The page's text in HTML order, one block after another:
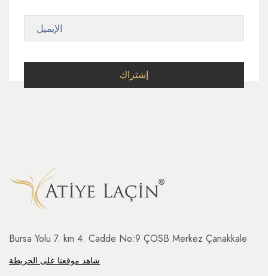
Bursa Yolu 7. km 4. Cadde No:9 ÇOSB Merkez Çanakkale
شاهد موقعنا على الخريطة